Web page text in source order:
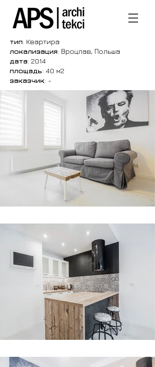
тип: Квартира
локализация: Вроцлав, Польша
дата: 2014
площадь: 40 м2
заказчик: -